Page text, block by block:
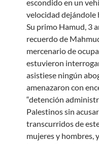
escondido en un
velocidad dejándole
Su primo Hamud, 3
recuerdo de
mercenario de
estuvieron
asistiese ningún
amenazaron con
“detención
Palestinos sin
transcurridos de
mujeres y hombres,